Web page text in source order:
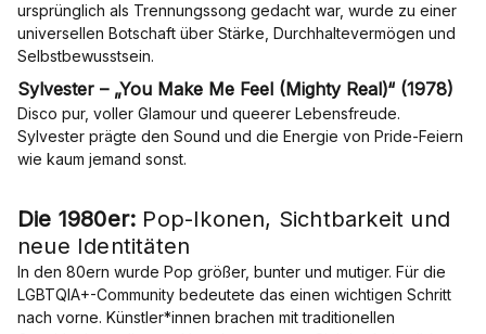
ursprünglich als Trennungssong gedacht war, wurde zu einer
universellen Botschaft über Stärke, Durchhaltevermögen und
Selbstbewusstsein.
Sylvester – „You Make Me Feel (Mighty Real)“ (1978)
Disco pur, voller Glamour und queerer Lebensfreude.
Sylvester prägte den Sound und die Energie von Pride-Feiern
wie kaum jemand sonst.
Die 1980er: Pop-Ikonen, Sichtbarkeit und
neue Identitäten
In den 80ern wurde Pop größer, bunter und mutiger. Für die
LGBTQIA+-Community bedeutete das einen wichtigen Schritt
nach vorne. Künstler*innen brachen mit traditionellen